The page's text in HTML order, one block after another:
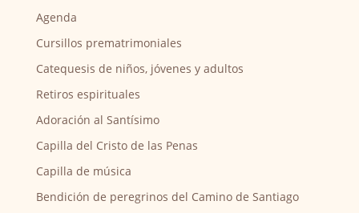
Agenda
Cursillos prematrimoniales
Catequesis de niños, jóvenes y adultos
Retiros espirituales
Adoración al Santísimo
Capilla del Cristo de las Penas
Capilla de música
Bendición de peregrinos del Camino de Santiago